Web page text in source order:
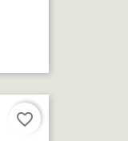
favorite_border